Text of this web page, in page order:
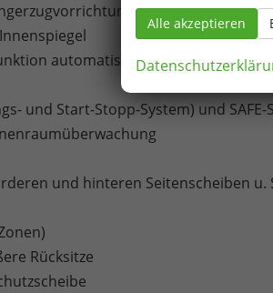
inklusive
automatisch abblendbar,
und Start-Stopp-System) und SAFE-
und hinteren Seitenscheiben
Rücksitze
Alle akzeptieren